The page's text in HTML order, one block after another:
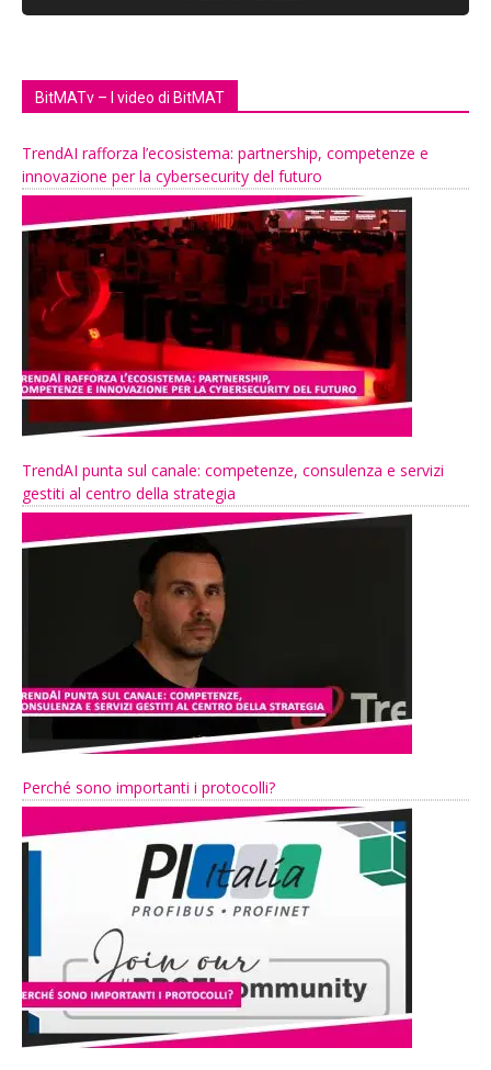
BitMATv – I video di BitMAT
TrendAI rafforza l’ecosistema: partnership, competenze e
innovazione per la cybersecurity del futuro
TrendAI punta sul canale: competenze, consulenza e servizi
gestiti al centro della strategia
Perché sono importanti i protocolli?